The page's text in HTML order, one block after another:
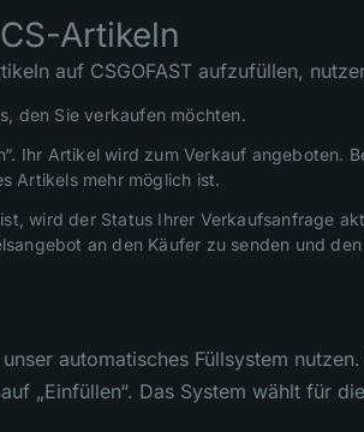
Artikeln
auf CSGOFAST aufzufüllen,
den Sie verkaufen möchten.
Ihr Artikel wird zum Verkauf
Artikels mehr möglich ist.
wird der Status Ihrer Verkaufsanfrage
an den Käufer zu senden und
automatisches Füllsystem
„Einfüllen“. Das System wählt für